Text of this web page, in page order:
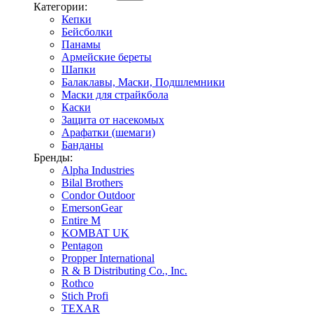
Категории:
Кепки
Бейсболки
Панамы
Армейские береты
Шапки
Балаклавы, Маски, Подшлемники
Маски для страйкбола
Каски
Защита от насекомых
Арафатки (шемаги)
Банданы
Бренды:
Alpha Industries
Bilal Brothers
Condor Outdoor
EmersonGear
Entire M
KOMBAT UK
Pentagon
Propper International
R & B Distributing Co., Inc.
Rothco
Stich Profi
TEXAR